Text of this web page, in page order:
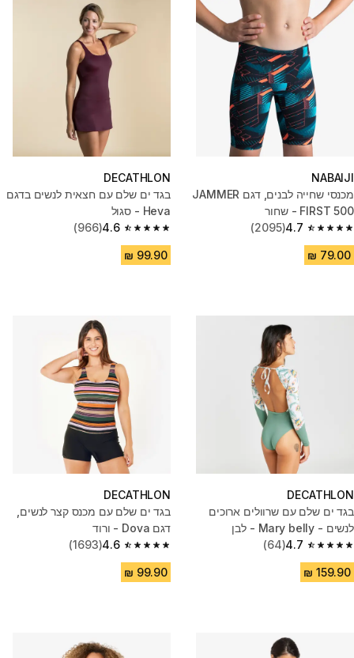
NABAIJI
מכנסי שחייה לבנים, דגם JAMMER
FIRST 500 - שחור
4.7
4.7 out of 5 stars from 2095 reviews
(2095)
DECATHLON
בגד ים שלם עם חצאית לנשים בדגם
Heva - סגול
4.6
4.6 out of 5 stars from 966 reviews
(966)
DECATHLON
בגד ים שלם עם שרוולים ארוכים
לנשים - Mary belly - לבן
4.7
4.7 out of 5 stars from 64 reviews
(64)
DECATHLON
בגד ים שלם עם מכנס קצר לנשים,
דגם Dova - ורוד
4.6
4.6 out of 5 stars from 1693 reviews
(1693)